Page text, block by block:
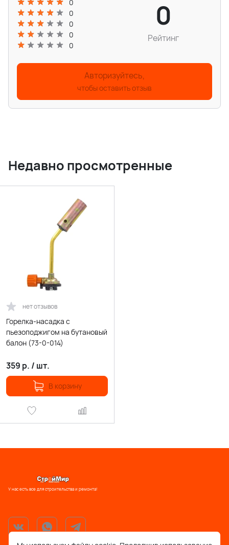
0
0
0
0
0
0
Рейтинг
Авторизуйтесь,
чтобы оставить отзыв
Недавно просмотренные
нет отзывов
Горелка-насадка с
пьезоподжигом на бутановый
балон (73-0-014)
359 р. / шт.
В корзину
У нас есть все для строительства и ремонта!